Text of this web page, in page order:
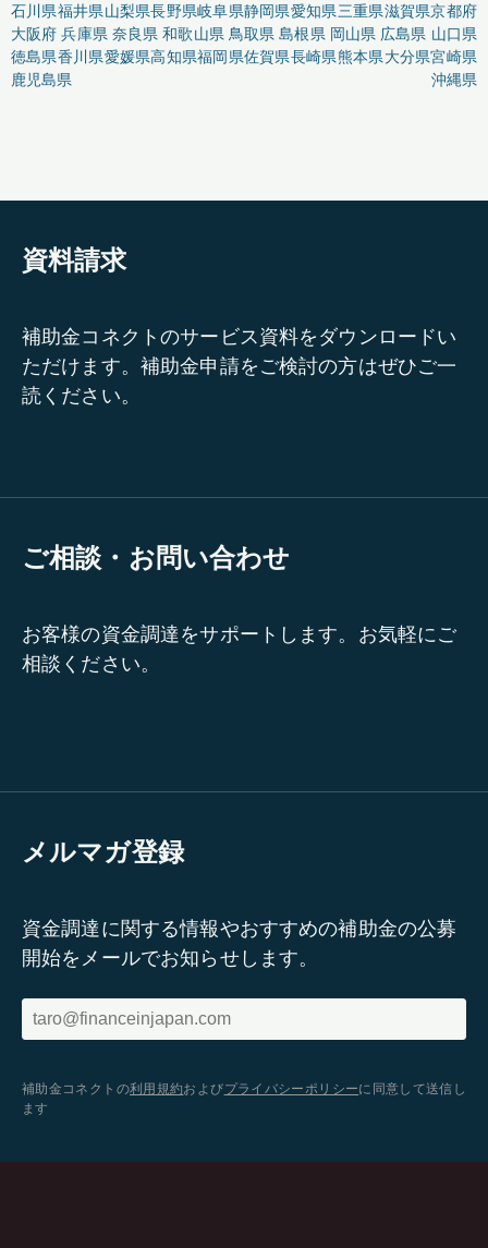
石川県福井県山梨県長野県岐阜県静岡県愛知県三重県滋賀県京都府
大阪府 兵庫県 奈良県 和歌山県 鳥取県 島根県 岡山県 広島県 山口県
徳島県香川県愛媛県高知県福岡県佐賀県長崎県熊本県大分県宮崎県
鹿児島県
沖縄県
資料請求
補助金コネクトのサービス資料をダウンロードい
ただけます。補助金申請をご検討の方はぜひご一
読ください。
ご相談・お問い合わせ
お客様の資金調達をサポートします。お気軽にご
相談ください。
メルマガ登録
資金調達に関する情報やおすすめの補助金の公募
開始をメールでお知らせします。
補助金コネクトの利用規約およびプライバシーポリシーに同意して送信し
ます